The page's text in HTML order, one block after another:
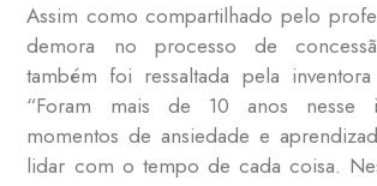
Assim como compartilhado pelo
demora no processo de
também foi ressaltada pela
“Foram mais de 10 anos nesse
momentos de ansiedade e
lidar com o tempo de cada coisa.